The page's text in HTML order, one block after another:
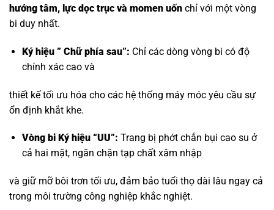
hướng tâm, lực dọc trục và momen uốn chỉ với một vòng
bi duy nhất.
Ký hiệu ” Chữ phía sau”: Chỉ các dòng vòng bi có độ
chính xác cao và
thiết kế tối ưu hóa cho các hệ thống máy móc yêu cầu sự
ổn định khắt khe.
Vòng bi Ký hiệu “UU”: Trang bị phớt chắn bụi cao su ở
cả hai mặt, ngăn chặn tạp chất xâm nhập
và giữ mỡ bôi trơn tối ưu, đảm bảo tuổi thọ dài lâu ngay cả
trong môi trường công nghiệp khắc nghiệt.